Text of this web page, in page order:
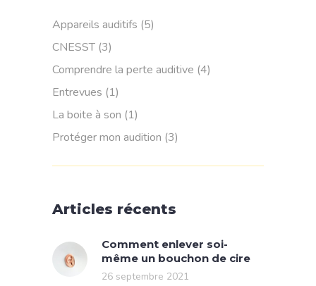
Appareils auditifs (5)
CNESST (3)
Comprendre la perte auditive (4)
Entrevues (1)
La boite à son (1)
Protéger mon audition (3)
Articles récents
Comment enlever soi-
même un bouchon de cire
26 septembre 2021